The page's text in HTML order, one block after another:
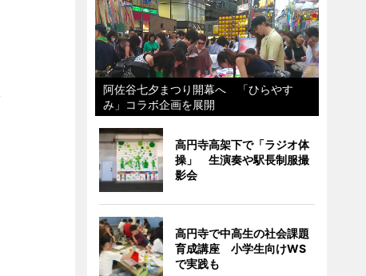
阿佐谷七夕まつり開幕へ 「ひらやす
み」コラボ企画を展開
高円寺高架下で「ラジオ体
操」 生演奏や駅長制服撮
影会
高円寺で中高生の社会課題
育成講座 小学生向けWS
で実践も